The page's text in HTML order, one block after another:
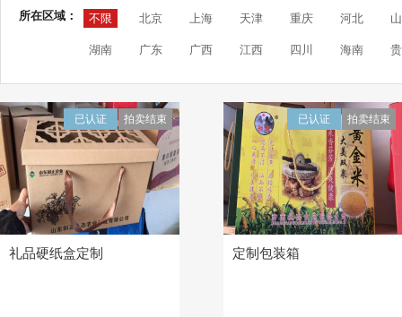
所在区域： 不限 北京 上海 天津 重庆 河北
湖南 广东 广西 江西 四川 海南
拍卖结束
已认证
礼品硬纸盒定制
拍卖结束
已认证
定制包装箱